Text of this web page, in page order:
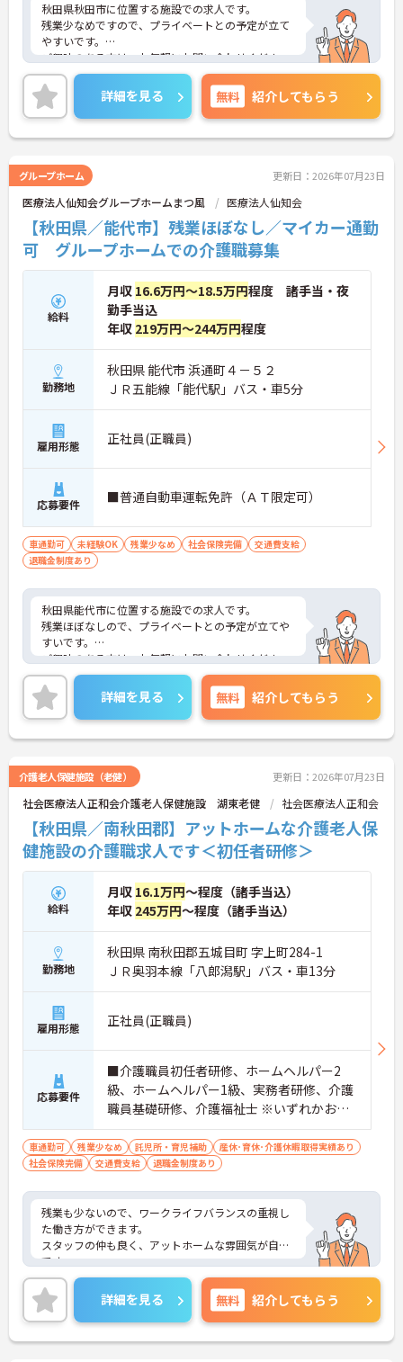
秋田県秋田市に位置する施設での求人です。
残業少なめですので、プライベートとの予定が立て
やすいです。
ご興味のある方は、お気軽にお問い合わせくださ
い。
詳細を見る 無料 紹介してもらう
グループホーム 更新日：2026年07月23日
医療法人仙知会グループホームまつ風 医療法人仙知会
【秋田県／能代市】残業ほぼなし／マイカー通勤
可 グループホームでの介護職募集
給料
月収 16.6万円～18.5万円程度 諸手当・夜
勤手当込
年収 219万円～244万円程度
勤務地
秋田県 能代市 浜通町４－５２
ＪＲ五能線「能代駅」バス・車5分
雇用形態 正社員(正職員)
応募要件 ■普通自動車運転免許（ＡＴ限定可）
車通勤可 未経験OK 残業少なめ 社会保険完備
交通費支給
退職金制度あり
秋田県能代市に位置する施設での求人です。
残業ほぼなしので、プライベートとの予定が立てや
すいです。
ご興味のある方は、お気軽にお問い合わせくださ
い。
詳細を見る 無料 紹介してもらう
介護老人保健施設（老健） 更新日：2026年07月23日
社会医療法人正和会介護老人保健施設 湖東老健 社会医療法人正和会
【秋田県／南秋田郡】アットホームな介護老人保
健施設の介護職求人です＜初任者研修＞
給料
月収 16.1万円～程度（諸手当込）
年収 245万円～程度（諸手当込）
勤務地
秋田県 南秋田郡五城目町 字上町284-1
ＪＲ奥羽本線「八郎潟駅」バス・車13分
雇用形態 正社員(正職員)
応募要件
■介護職員初任者研修、ホームヘルパー2
級、ホームヘルパー1級、実務者研修、介護
職員基礎研修、介護福祉士 ※いずれかお持
ちの方
車通勤可 残業少なめ 託児所・育児補助
産休･育休･介護休暇取得実績あり
社会保険完備
交通費支給 退職金制度あり
残業も少ないので、ワークライフバランスの重視し
た働き方ができます。
スタッフの仲も良く、アットホームな雰囲気が自慢
です。
ご興味ある方には、面接対策ポイントなど、詳細を
お話しいたしますのでお気軽にご相談ください。
詳細を見る 無料 紹介してもらう